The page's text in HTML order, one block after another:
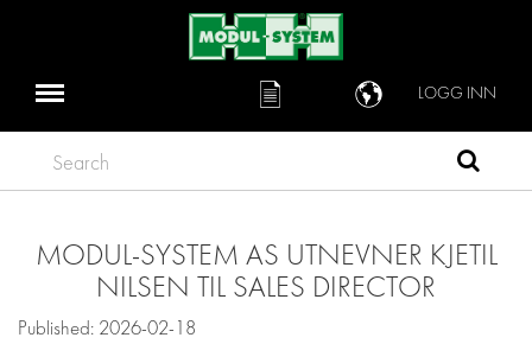
LOGG INN
Search
MODUL-SYSTEM AS UTNEVNER KJETIL
NILSEN TIL SALES DIRECTOR
Published: 2026-02-18